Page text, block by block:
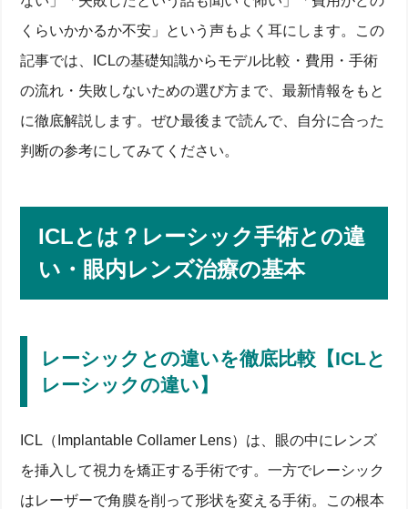
くらいかかるか不安」という声もよく耳にします。この
記事では、ICLの基礎知識からモデル比較・費用・手術
の流れ・失敗しないための選び方まで、最新情報をもと
に徹底解説します。ぜひ最後まで読んで、自分に合った
判断の参考にしてみてください。
ICLとは？レーシック手術との違
い・眼内レンズ治療の基本
レーシックとの違いを徹底比較【ICLと
レーシックの違い】
ICL（Implantable Collamer Lens）は、眼の中にレンズ
を挿入して視力を矯正する手術です。一方でレーシック
はレーザーで角膜を削って形状を変える手術。この根本